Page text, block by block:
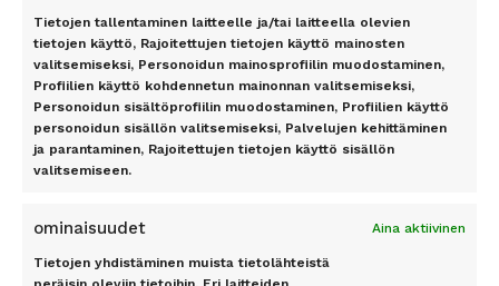
Tietojen tallentaminen laitteelle ja/tai laitteella olevien
tietojen käyttö, Rajoitettujen tietojen käyttö mainosten
valitsemiseksi, Personoidun mainosprofiilin muodostaminen,
Profiilien käyttö kohdennetun mainonnan valitsemiseksi,
Personoidun sisältöprofiilin muodostaminen, Profiilien käyttö
personoidun sisällön valitsemiseksi, Palvelujen kehittäminen
ja parantaminen, Rajoitettujen tietojen käyttö sisällön
valitsemiseen.
ominaisuudet Aina aktiivinen
Tietojen yhdistäminen muista tietolähteistä
Gran Canaria
Kreeta
Kypros
Mallorca
Phuket
Rodos
Teneriffa
Riika
Rooma
TILAA UUTISKIRJE